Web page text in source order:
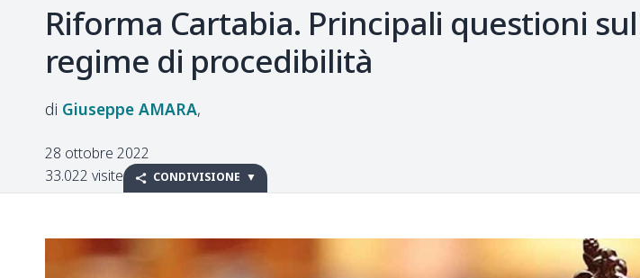
Riforma Cartabia. Principali questioni
regime di procedibilità
Giuseppe AMARA
28 ottobre 2022
33.022 visite
CONDIVISIONE